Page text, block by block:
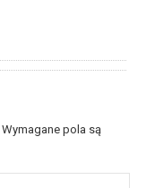
Wymagane pola są